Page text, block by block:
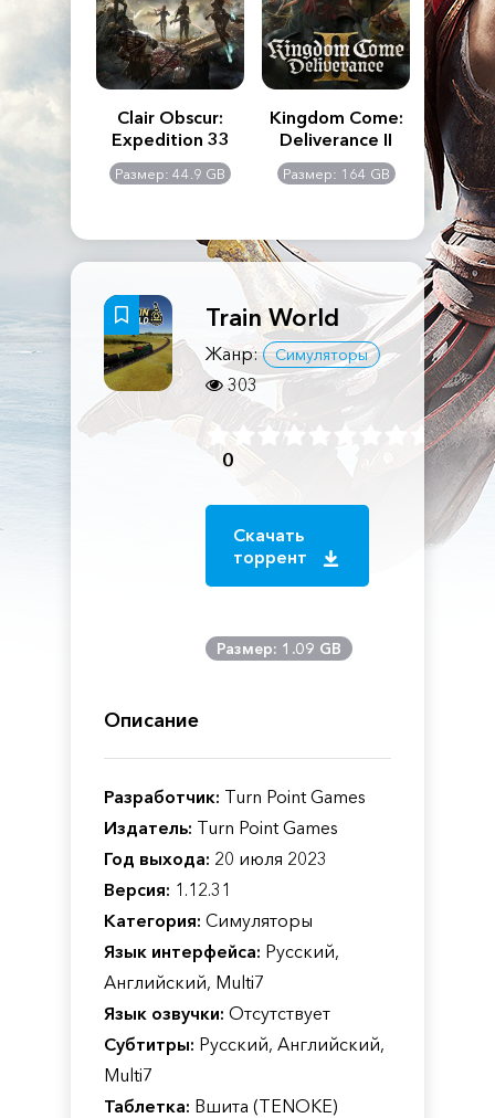
Creed
Clair Obscur:
Expedition 33
Размер: 44.9 GB
Kingdom Come:
Deliverance II
Размер: 164 GB
The
Train World
Жанр: Симуляторы
303
0
Скачать
торрент
Размер: 1.09 GB
Описание
Разработчик: Turn Point Games
Издатель: Turn Point Games
Год выхода: 20 июля 2023
Версия: 1.12.31
Категория: Симуляторы
Язык интерфейса: Русский,
Английский, Multi7
Язык озвучки: Отсутствует
Субтитры: Русский, Английский,
Multi7
Таблетка: Вшита (TENOKE)